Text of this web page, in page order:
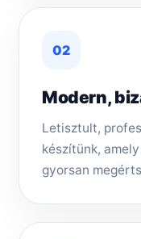
02
Modern,
Letisztult,
készítünk,
gyorsan